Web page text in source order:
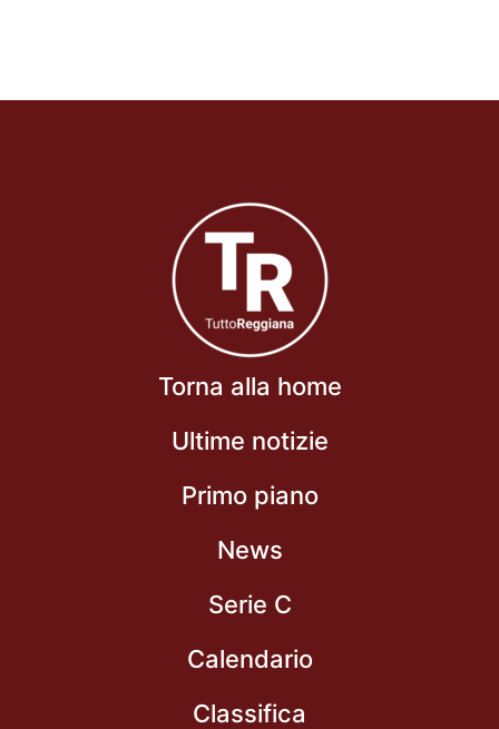
Torna alla home
Ultime notizie
Primo piano
News
Serie C
Calendario
Classifica